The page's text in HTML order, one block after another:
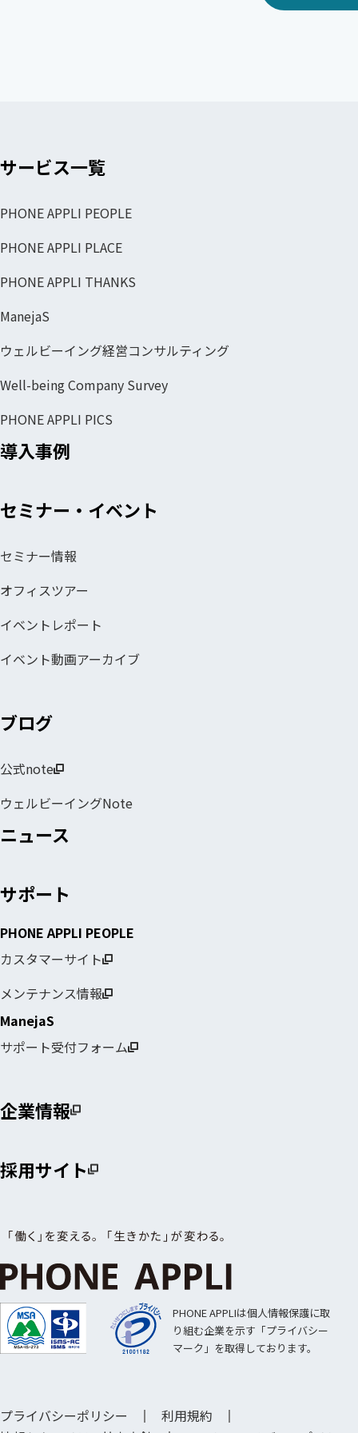
サービス一覧
PHONE APPLI PEOPLE
PHONE APPLI PLACE
PHONE APPLI THANKS
ManejaS
ウェルビーイング経営コンサルティング
Well-being Company Survey
PHONE APPLI PICS
導入事例
セミナー・イベント
セミナー情報
オフィスツアー
イベントレポート
イベント動画アーカイブ
ブログ
公式note
ウェルビーイングNote
ニュース
サポート
PHONE APPLI PEOPLE
カスタマーサイト
メンテナンス情報
ManejaS
サポート受付フォーム
企業情報
採用サイト
PHONE APPLIは個人情報保護に取
り組む企業を示す「プライバシー
マーク」を取得しております。
プライバシーポリシー
利用規約